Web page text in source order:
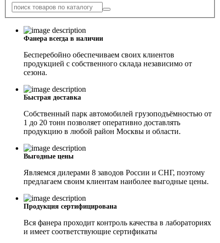
Фанера всегда в наличии
Бесперебойно обеспечиваем своих клиентов
продукцией с собственного склада независимо от
сезона.
Быстрая доставка
Собственный парк автомобилей грузоподъёмностью от
1 до 20 тонн позволяет оперативно доставлять
продукцию в любой район Москвы и области.
Выгодные цены
Являемся дилерами 8 заводов России и СНГ, поэтому
предлагаем своим клиентам наиболее выгодные цены.
Продукция сертифицирована
Вся фанера проходит контроль качества в лабораториях
и имеет соответствующие сертификаты